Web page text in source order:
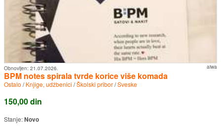
aiwa
Obnovljen: 21.07.2026.
BPM notes spirala tvrde korice više komada
Ostalo /Knjige, udžbenici /Školski pribor/Sveske
150,00 din
Stanje:Novo